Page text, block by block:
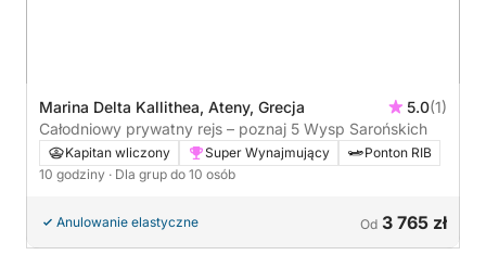
Marina Delta Kallithea, Ateny, Grecja 5.0(1)
Całodniowy prywatny rejs – poznaj 5 Wysp Sarońskich
Kapitan wliczony Super Wynajmujący
Ponton RIB
10 godziny · Dla grup do 10 osób
Anulowanie elastyczne Od 3 765 zł